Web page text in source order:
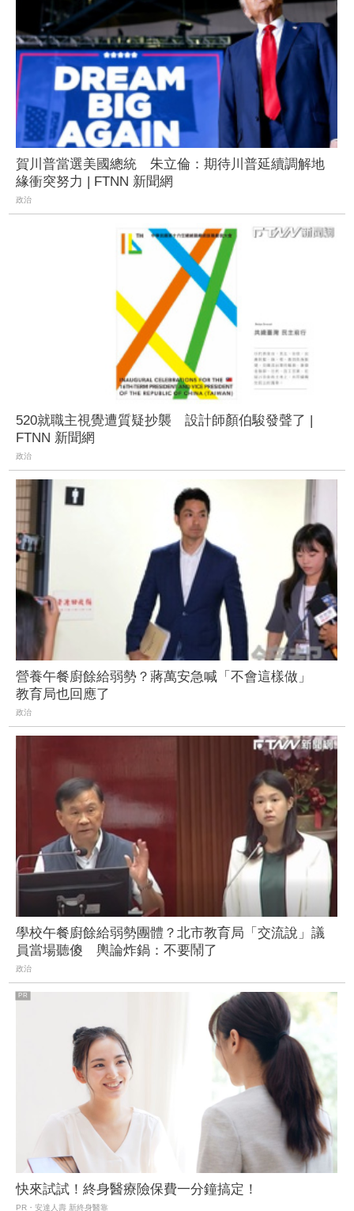
賀川普當選美國總統 朱立倫：期待川普延續調解地
緣衝突努力 | FTNN 新聞網
政治
520就職主視覺遭質疑抄襲 設計師顏伯駿發聲了 |
FTNN 新聞網
政治
營養午餐廚餘給弱勢？蔣萬安急喊「不會這樣做」
教育局也回應了
政治
學校午餐廚餘給弱勢團體？北市教育局「交流說」議
員當場聽傻 輿論炸鍋：不要鬧了
政治
快來試試！終身醫療險保費一分鐘搞定！
PR・安達人壽 新終身醫靠